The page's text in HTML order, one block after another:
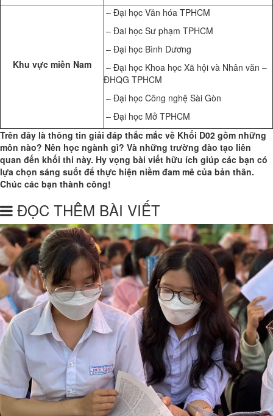
Khu vực miền Nam
– Đại học Văn hóa TPHCM
– Đai học Sư phạm TPHCM
– Đại học Bình Dương
– Đại học Khoa học Xã hội và Nhân văn –
ĐHQG TPHCM
– Đại học Công nghệ Sài Gòn
– Đại học Mở TPHCM
Trên đây là thông tin giải đáp thắc mắc về Khối D02 gồm những
môn nào? Nên học ngành gì? Và những trường đào tạo liên
quan đến khối thi này. Hy vọng bài viết hữu ích giúp các bạn có
lựa chọn sáng suốt để thực hiện niềm đam mê của bản thân.
Chúc các bạn thành công!
ĐỌC THÊM BÀI VIẾT